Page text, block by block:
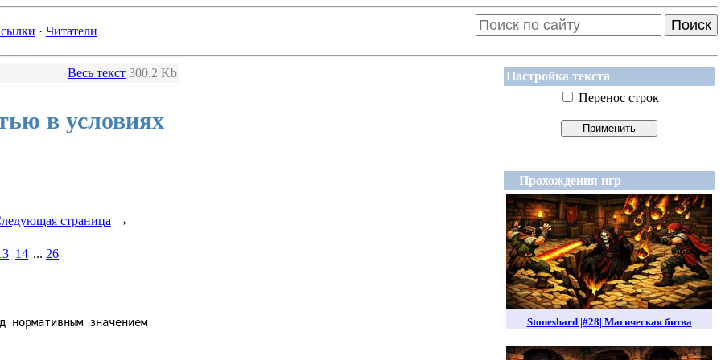
· Читатели Поиск
Настройка текста
Перенос строк
Прохождения игр
Stoneshard |#28| Магическая битва
Весь текст 300.2 Kb
в условиях
страница →
14 ... 26